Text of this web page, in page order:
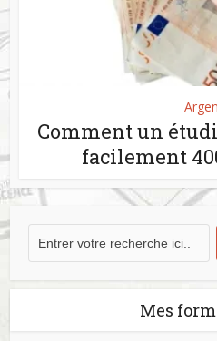
Comment un
facilement
Mes